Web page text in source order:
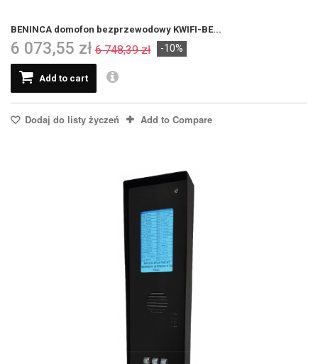
BENINCA domofon bezprzewodowy KWIFI-BE...
6 073,55 zł 6 748,39 zł -10%
Add to cart
Dodaj do listy życzeń Add to Compare